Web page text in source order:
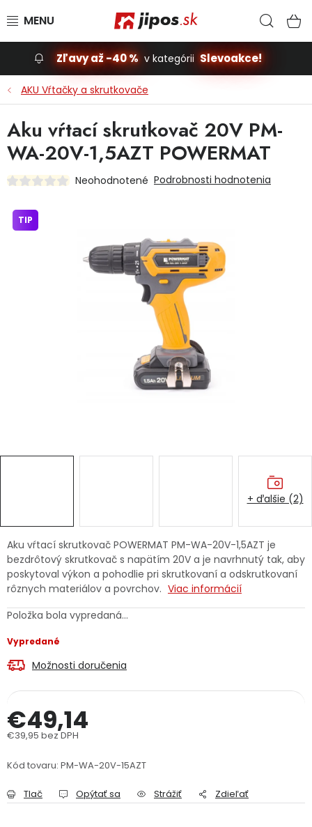
Slevoakce
Stavba, dom
Dielňa
Príslušenstvo pre automobily
Vybavenie a hračky pre deti
Ochranné pracovné pomôcky
Servis náradia Hodnotenie obchodu
Doprava a platba Váš zákaznícky účet
Kontakty
Obchodné podmienky
Přihlášení Registrace
Zľavy až -40 % v kategórii Slevoakce!
AKU Vŕtačky a skrutkovače
Aku vŕtací skrutkovač POWERMAT PM-WA-20V-1,5AZT je
bezdrôtový skrutkovač s napätím 20V a je navrhnutý tak, aby
poskytoval výkon a pohodlie pri skrutkovaní a odskrutkovaní
rôznych materiálov a povrchov. Viac informácií
Položka bola vypredaná…
Vypredané
Možnosti doručenia
€49,14
€39,95 bez DPH
Kód tovaru: PM-WA-20V-15AZT
Tlač Opýtať sa Strážiť Zdieľať
Aku vŕtací skrutkovač 20V PM-
WA-20V-1,5AZT POWERMAT
Neohodnotené Podrobnosti hodnotenia
TIP
+ ďalšie (2)